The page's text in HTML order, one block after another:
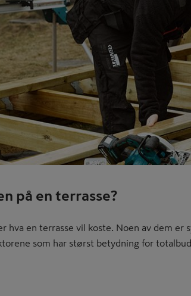
på en terrasse?
hva en terrasse vil koste. Noen av dem er
som har størst betydning for